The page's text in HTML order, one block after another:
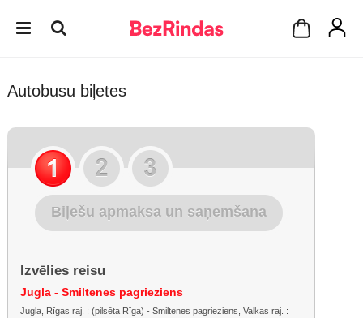
Autobusu biļetes
Biļešu apmaksa un saņemšana
Izvēlies reisu
Jugla - Smiltenes pagrieziens
Jugla, Rīgas raj. : (pilsēta Rīga) - Smiltenes pagrieziens, Valkas raj. :